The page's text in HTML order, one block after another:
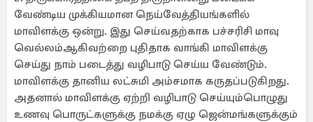
வேண்டிய முக்கியமான நெய்வேத்தியங்களில்
மாவிளக்கு ஒன்று. இது செய்வதற்காக பச்சரிசி மாவு
வெல்லம்ஆகிவற்றை புதிதாக வாங்கி மாவிளக்கு
செய்து நாம் படைத்து வழிபாடு செய்ய வேண்டும்.
மாவிளக்கு தானிய லட்சுமி அம்சமாக கருதப்படுகிறது.
அதனால் மாவிளக்கு ஏற்றி வழிபாடு செய்யும்பொழுது
உணவு பொருட்களுக்கு நமக்கு ஏழு ஜென்மங்களுக்கும்